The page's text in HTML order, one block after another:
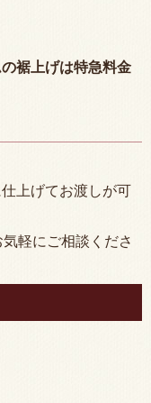
裾上げは特急料金
上げてお渡しが可
気軽にご相談くださ